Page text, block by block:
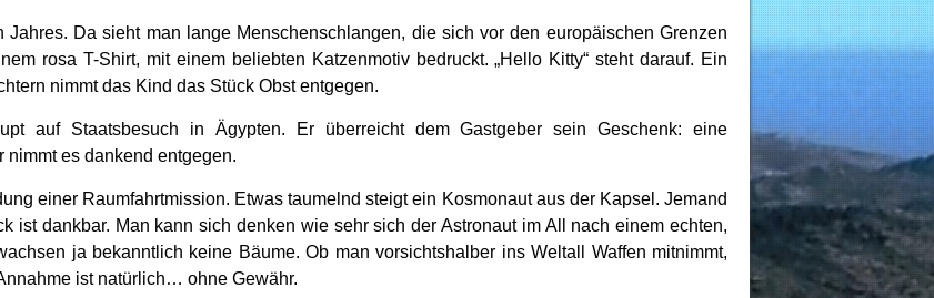
Jahres. Da sieht man lange Menschenschlangen, die sich vor den europäischen Grenzen
rosa T-Shirt, mit einem beliebten Katzenmotiv bedruckt. „Hello Kitty“ steht darauf. Ein
nimmt das Kind das Stück Obst entgegen.
auf Staatsbesuch in Ägypten. Er überreicht dem Gastgeber sein Geschenk: eine
es dankend entgegen.
einer Raumfahrtmission. Etwas taumelnd steigt ein Kosmonaut aus der Kapsel. Jemand
ist dankbar. Man kann sich denken wie sehr sich der Astronaut im All nach einem echten,
ja bekanntlich keine Bäume. Ob man vorsichtshalber ins Weltall Waffen mitnimmt,
ist natürlich… ohne Gewähr.